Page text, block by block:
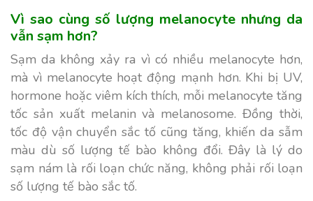
Vì sao cùng số lượng melanocyte nhưng da
vẫn sạm hơn?
Sạm da không xảy ra vì có nhiều melanocyte hơn,
mà vì melanocyte hoạt động mạnh hơn. Khi bị UV,
hormone hoặc viêm kích thích, mỗi melanocyte tăng
tốc sản xuất melanin và melanosome. Đồng thời,
tốc độ vận chuyển sắc tố cũng tăng, khiến da sẫm
màu dù số lượng tế bào không đổi. Đây là lý do
sạm nám là rối loạn chức năng, không phải rối loạn
số lượng tế bào sắc tố.